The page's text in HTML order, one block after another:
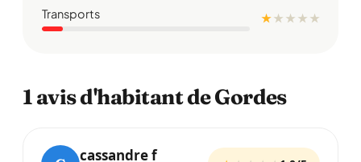
Transports ★★ ★ ★ ★
1 avis d'habitant de Gordes
cassandre f